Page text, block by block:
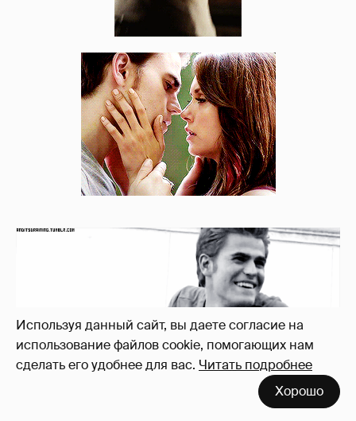
Используя данный сайт, вы даете согласие на
использование файлов cookie, помогающих нам
сделать его удобнее для вас. Читать подробнее
Хорошо